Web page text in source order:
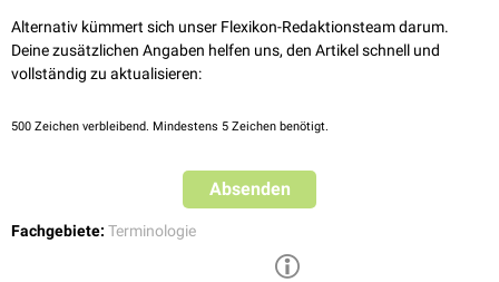
Alternativ kümmert sich unser Flexikon-Redaktionsteam darum.
Deine zusätzlichen Angaben helfen uns, den Artikel schnell und
vollständig zu aktualisieren:
500 Zeichen verbleibend. Mindestens 5 Zeichen benötigt.
Absenden
Fachgebiete: Terminologie